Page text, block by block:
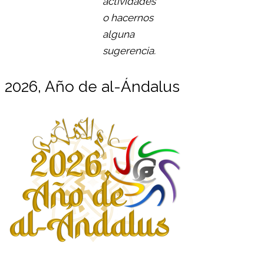
o hacernos
alguna
sugerencia.
2026, Año de al-Ándalus